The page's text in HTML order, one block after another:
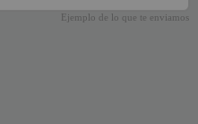
Ejemplo de lo que te enviamos